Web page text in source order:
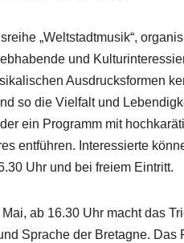
„Weltstadtmusik“,
und
Ausdrucksformen
so die Vielfalt und
ein Programm mit
entführen. Interessierte
Uhr und bei freiem Eintritt.
ab 16.30 Uhr macht das
Sprache der Bretagne.